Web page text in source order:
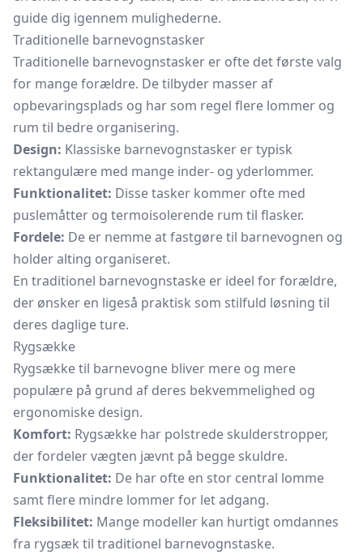
guide dig igennem mulighederne.
Traditionelle barnevognstasker
Traditionelle barnevognstasker er ofte det første valg
for mange forældre. De tilbyder masser af
opbevaringsplads og har som regel flere lommer og
rum til bedre organisering.
Design: Klassiske barnevognstasker er typisk
rektangulære med mange inder- og yderlommer.
Funktionalitet: Disse tasker kommer ofte med
puslemåtter og termoisolerende rum til flasker.
Fordele: De er nemme at fastgøre til barnevognen og
holder alting organiseret.
En traditionel barnevognstaske er ideel for forældre,
der ønsker en ligeså praktisk som stilfuld løsning til
deres daglige ture.
Rygsække
Rygsække til barnevogne bliver mere og mere
populære på grund af deres bekvemmelighed og
ergonomiske design.
Komfort: Rygsække har polstrede skulderstropper,
der fordeler vægten jævnt på begge skuldre.
Funktionalitet: De har ofte en stor central lomme
samt flere mindre lommer for let adgang.
Fleksibilitet: Mange modeller kan hurtigt omdannes
fra rygsæk til traditionel barnevognstaske.